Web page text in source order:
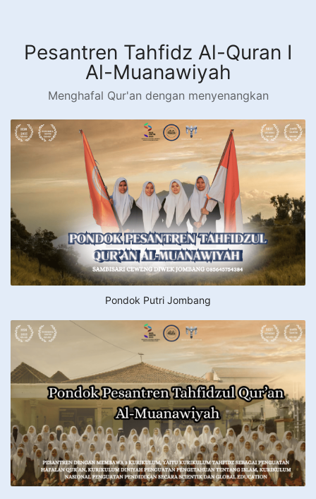
kontenPesantren Tahfidz Al-Quran I
Al-Muanawiyah
Menghafal Qur'an dengan menyenangkan
Pondok Putri Jombang